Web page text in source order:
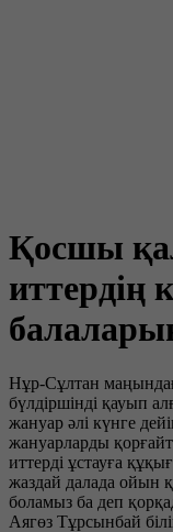
Қосшы
иттердің
Нұр-Сұлтан
бүлдіршінді қауып
жануар әлі күнге
жануарларды
иттерді ұстауға
жаздай далада ойын
боламыз ба деп
Аягөз Тұрсынбай